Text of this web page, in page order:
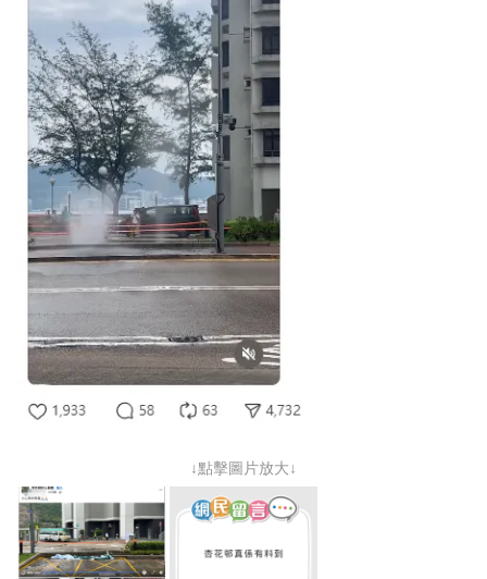
↓點擊圖片放大↓